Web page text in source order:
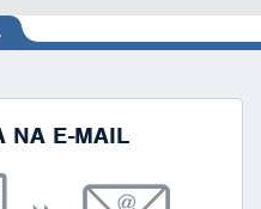
NA E-MAIL